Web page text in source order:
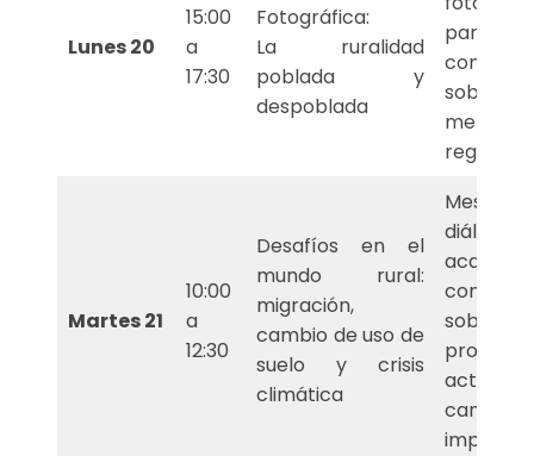
Lunes 20
15:00
a
17:30
Fotográfica:
La ruralidad
poblada y
despoblada
sobre
registro
Martes 21
10:00
a
12:30
Desafíos en el
mundo rural:
migración,
cambio de uso de
suelo y crisis
climática
diálogo
sobre
campo